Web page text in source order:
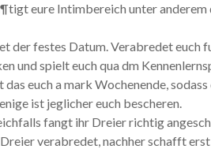
eure Intimbereich unter anderem
festes Datum. Verabredet euch
und spielt euch qua dm
euch a mark Wochenende, sodass
ist jeglicher euch bescheren.
fangt ihr Dreier richtig
verabredet, nachher schafft